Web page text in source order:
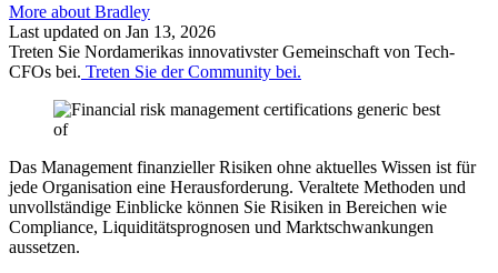
More about Bradley
Last updated on Jan 13, 2026
Treten Sie Nordamerikas innovativster Gemeinschaft von Tech-
CFOs bei. Treten Sie der Community bei.
Das Management finanzieller Risiken ohne aktuelles Wissen ist für
jede Organisation eine Herausforderung. Veraltete Methoden und
unvollständige Einblicke können Sie Risiken in Bereichen wie
Compliance, Liquiditätsprognosen und Marktschwankungen
aussetzen.